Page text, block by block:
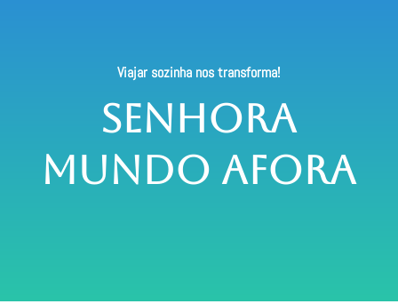
Viajar sozinha nos transforma!
Senhora
Mundo Afora